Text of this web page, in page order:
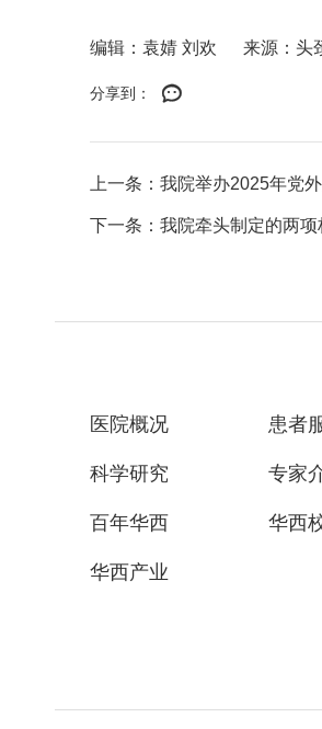
编辑：袁婧 刘欢 来源：头
分享到：
上一条：我院举办2025年党
下一条：我院牵头制定的两
医院概况 患者
科学研究 专家
百年华西 华西
华西产业